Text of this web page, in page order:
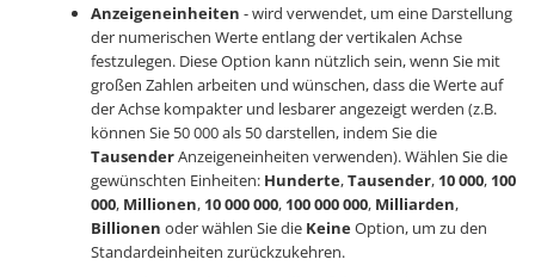
Anzeigeneinheiten - wird verwendet, um eine Darstellung
der numerischen Werte entlang der vertikalen Achse
festzulegen. Diese Option kann nützlich sein, wenn Sie mit
großen Zahlen arbeiten und wünschen, dass die Werte auf
der Achse kompakter und lesbarer angezeigt werden (z.B.
können Sie 50 000 als 50 darstellen, indem Sie die
TausenderAnzeigeneinheiten verwenden). Wählen Sie die
gewünschten Einheiten: Hunderte,Tausender, 10 000, 100
000, Millionen, 10 000 000, 100 000 000, Milliarden,
Billionen oder wählen Sie die KeineOption, um zu den
Standardeinheiten zurückzukehren.